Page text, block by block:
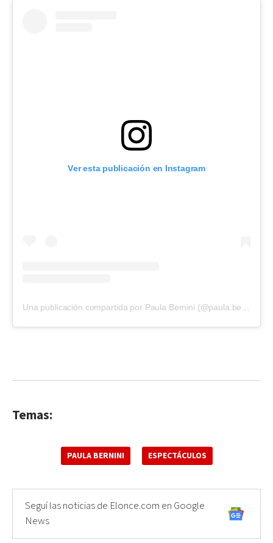
Ver esta publicación en Instagram
Una publicación compartida por Paula Bernini (@paula.bernini)
Temas:
PAULA BERNINI ESPECTÁCULOS
Seguí las noticias de Elonce.com en Google
News